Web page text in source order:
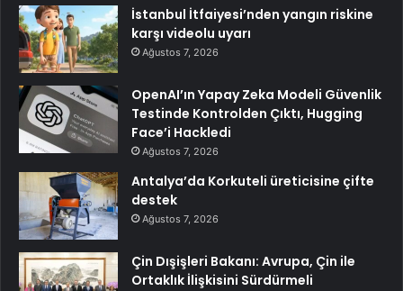
İstanbul İtfaiyesi’nden yangın riskine
karşı videolu uyarı
Ağustos 7, 2026
OpenAI’ın Yapay Zeka Modeli Güvenlik
Testinde Kontrolden Çıktı, Hugging
Face’i Hackledi
Ağustos 7, 2026
Antalya’da Korkuteli üreticisine çifte
destek
Ağustos 7, 2026
Çin Dışişleri Bakanı: Avrupa, Çin ile
Ortaklık İlişkisini Sürdürmeli